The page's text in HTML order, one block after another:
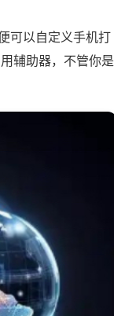
可以自定义手机打
辅助器，不管你是